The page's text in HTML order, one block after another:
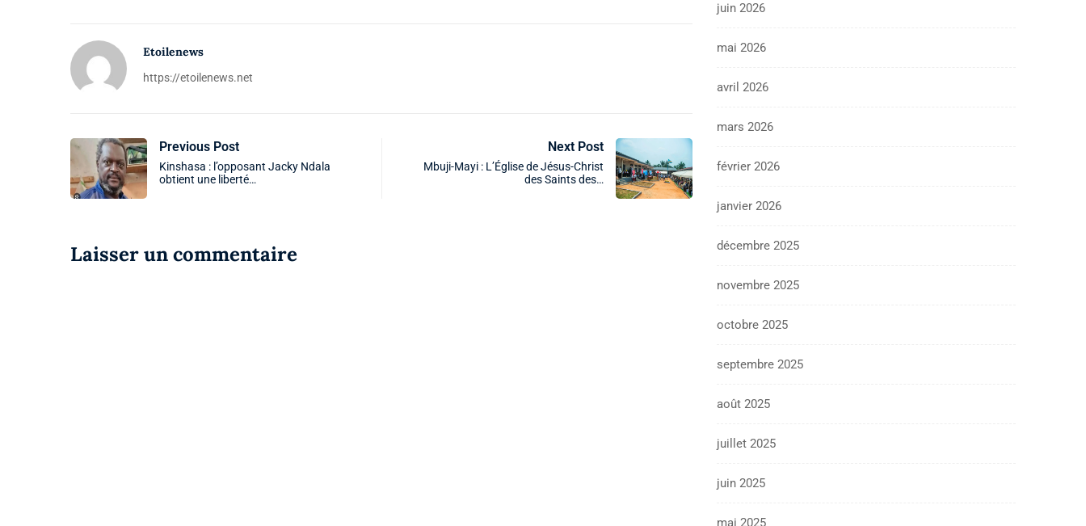
Etoilenews
https://etoilenews.net
Previous Post
Kinshasa : l’opposant Jacky Ndala
obtient une liberté…
Next Post
Mbuji-Mayi : L’Église de Jésus-Christ
des Saints des…
Laisser un commentaire
juin 2026
mai 2026
avril 2026
mars 2026
février 2026
janvier 2026
décembre 2025
novembre 2025
octobre 2025
septembre 2025
août 2025
juillet 2025
juin 2025
mai 2025